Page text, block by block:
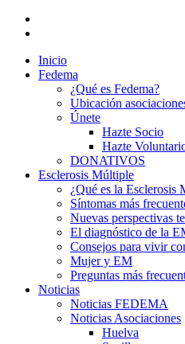
Inicio
Fedema
¿Qué es Fedema?
Ubicación
Únete
Hazte Socio
Hazte
DONATIVOS
Esclerosis Múltiple
¿Qué es la Esclerosis
Síntomas más
Nuevas perspectivas
El diagnóstico de la
Consejos para vivir
Mujer y EM
Preguntas más
Noticias
Noticias FEDEMA
Noticias Asociaciones
Huelva